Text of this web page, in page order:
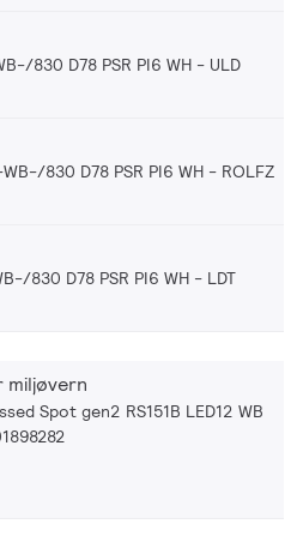
830 D78 PSR PI6 WH ULD
830 D78 PSR PI6 WH ROLFZ
830 D78 PSR PI6 WH LDT
Spot gen2 RS151B LED12 WB